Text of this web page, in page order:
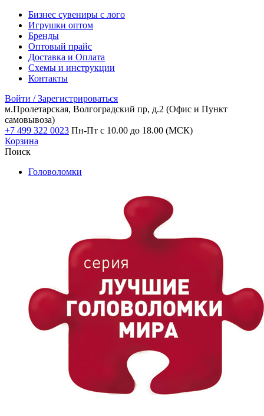
Бизнес сувениры с лого
Игрушки оптом
Бренды
Оптовый прайс
Доставка и Оплата
Схемы и инструкции
Контакты
Войти / Зарегистрироваться
м.Пролетарская, Волгоградский пр, д.2 (Офис и Пункт
самовывоза)
+7 499 322 0023 Пн-Пт с 10.00 до 18.00 (МСК)
Корзина
Поиск
Головоломки